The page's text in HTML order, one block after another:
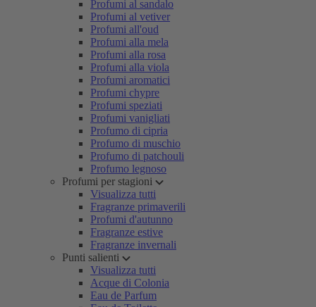
Profumi al sandalo
Profumi al vetiver
Profumi all'oud
Profumi alla mela
Profumi alla rosa
Profumi alla viola
Profumi aromatici
Profumi chypre
Profumi speziati
Profumi vanigliati
Profumo di cipria
Profumo di muschio
Profumo di patchouli
Profumo legnoso
Profumi per stagioni
Visualizza tutti
Fragranze primaverili
Profumi d'autunno
Fragranze estive
Fragranze invernali
Punti salienti
Visualizza tutti
Acque di Colonia
Eau de Parfum